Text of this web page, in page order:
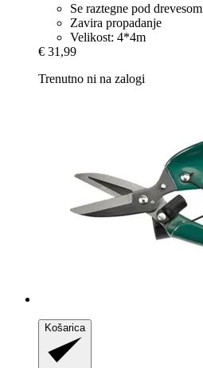
Se raztegne pod drevesom
Zavira propadanje
Velikost: 4*4m
€ 31,99
Trenutno ni na zalogi
Košarica